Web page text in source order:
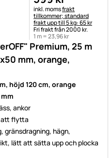
Premium, 25 m
mm, orange,
höjd 120 cm, orange
ankor
att flytta
gränsdragning, hägn,
lätt att sätta upp och plocka
Skatteinformation:
inkl. momsfrakt
tillkommer; standard
frakt upp till 5 kg: 65 kr
Fri frakt från 2000 kr.
1 m =23,96kr